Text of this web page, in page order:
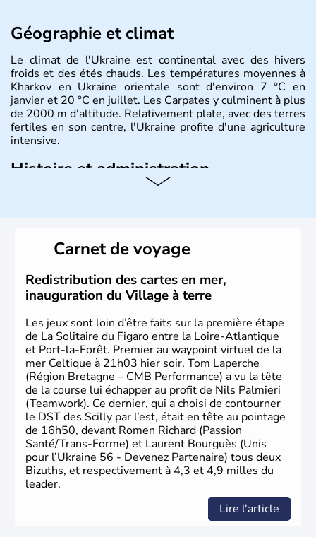
Géographie et climat
Le climat de l'Ukraine est continental avec des hivers
froids et des étés chauds. Les températures moyennes à
Kharkov en Ukraine orientale sont d'environ 7 °C en
janvier et 20 °C en juillet. Les Carpates y culminent à plus
de 2000 m d'altitude. Relativement plate, avec des terres
fertiles en son centre, l'Ukraine profite d'une agriculture
intensive.
Histoire et administration
remonte au 24 août 1991. Sébastopol, Karkhov et
Odessa sont les principales villes d'Ukraine.
Carnet de voyage
Redistribution des cartes en mer,
inauguration du Village à terre
Les jeux sont loin d’être faits sur la première étape
de La Solitaire du Figaro entre la Loire-Atlantique
et Port-la-Forêt. Premier au waypoint virtuel de la
mer Celtique à 21h03 hier soir, Tom Laperche
(Région Bretagne – CMB Performance) a vu la tête
de la course lui échapper au profit de Nils Palmieri
(Teamwork). Ce dernier, qui a choisi de contourner
le DST des Scilly par l’est, était en tête au pointage
de 16h50, devant Romen Richard (Passion
Santé/Trans-Forme) et Laurent Bourguès (Unis
pour l’Ukraine 56 - Devenez Partenaire) tous deux
Bizuths, et respectivement à 4,3 et 4,9 milles du
leader.
Lire l'article